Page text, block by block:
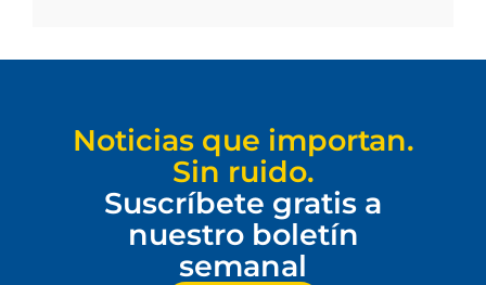
Noticias que importan.
Sin ruido.
Suscríbete gratis a
nuestro boletín
semanal